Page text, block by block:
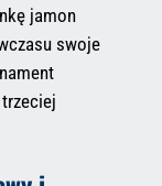
jamon
swoje
trzeciej